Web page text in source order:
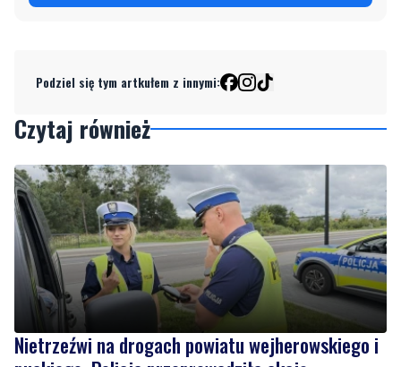
Podziel się tym artkułem z innymi:
Czytaj również
Nietrzeźwi na drogach powiatu wejherowskiego i